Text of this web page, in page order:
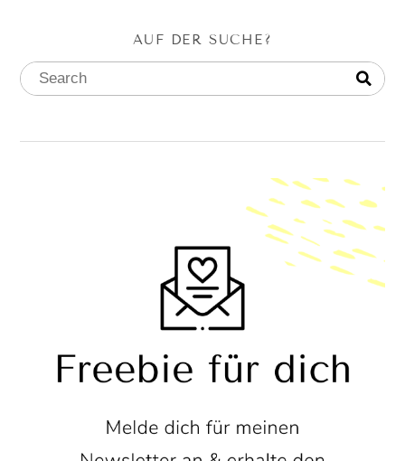
AUF DER SUCHE?